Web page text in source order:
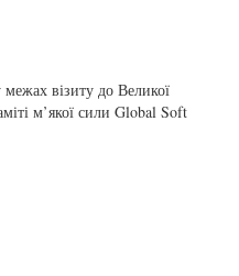
візиту до Великої
м’якої сили Global Soft